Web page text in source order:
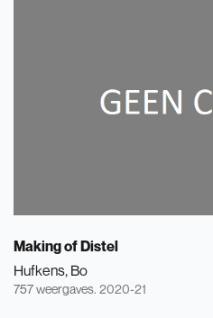
Making of Distel
Hufkens, Bo
757 weergaves. 2020-21